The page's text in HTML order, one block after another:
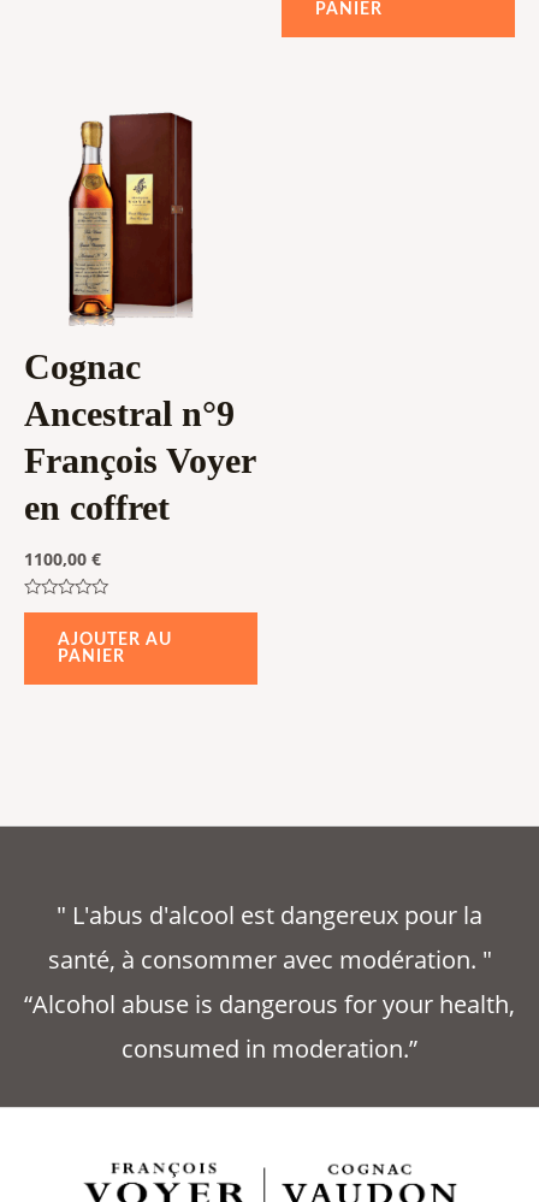
PANIER
Cognac
Ancestral n°9
François Voyer
en coffret
1100,00 €
Note
AJOUTER AU
PANIER
" L'abus d'alcool est dangereux pour la
santé, à consommer avec modération. "
“Alcohol abuse is dangerous for your health,
consumed in moderation.”